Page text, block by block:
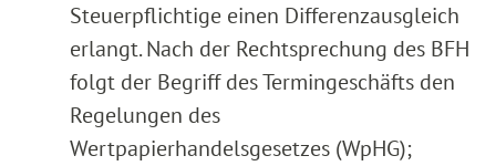
Steuerpflichtige einen Differenzausgleich
erlangt. Nach der Rechtsprechung des BFH
folgt der Begriff des Termingeschäfts den
Regelungen des
Wertpapierhandelsgesetzes (WpHG);